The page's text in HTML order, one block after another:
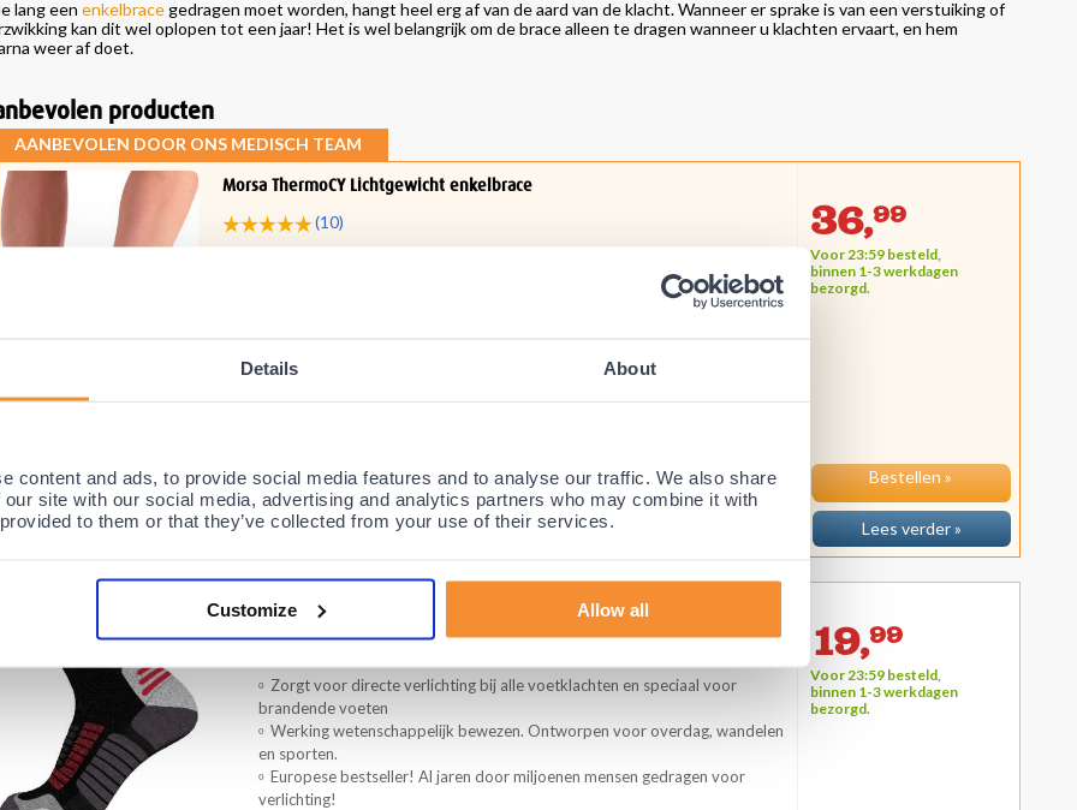
Details About
content and ads, to provide social media features and to analyse our traffic. We also share
site with our social media, advertising and analytics partners who may combine it with
to them or that they’ve collected from your use of their services.
Customize Allow all
lang een enkelbracegedragen moet worden, hangt heel erg af van de aard van de klacht. Wanneer er sprake is van een verstuiking of
kan dit wel oplopen tot een jaar! Het is wel belangrijk om de brace alleen te dragen wanneer u klachten ervaart, en hem
weer af doet.
producten
AANBEVOLEN DOOR ONS MEDISCH TEAM
Morsa ThermoCY Lichtgewicht enkelbrace
(10)
maximale steun biedt (zonder harde stukken) en in elke (sport)schoen past? Dan
36,99
Voor 23:59 besteld,
binnen 1-3 werkdagen
bezorgd.
Bestellen »
Lees verder »
Gladiator Sports Compressiesokken (per paar)
(27)
Zorgt voor directe verlichting bij alle voetklachten en speciaal voor
brandende voeten
Werking wetenschappelijk bewezen. Ontworpen voor overdag, wandelen
en sporten.
Europese bestseller! Al jaren door miljoenen mensen gedragen voor
verlichting!
19,99
Voor 23:59 besteld,
binnen 1-3 werkdagen
bezorgd.